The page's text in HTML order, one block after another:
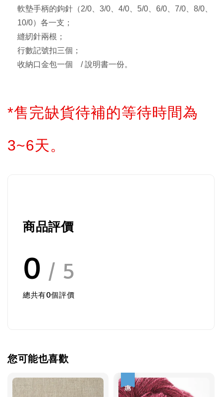
軟墊手柄的鉤針（2/0、3/0、4/0、5/0、6/0、7/0、8/0、
10/0）各一支；
縫紉針兩根；
行數記號扣三個；
收納口金包一個 / 說明書一份。
*售完缺貨待補的等待時間為
3~6天。
商品評價
0 / 5
總共有0個評價
您可能也喜歡